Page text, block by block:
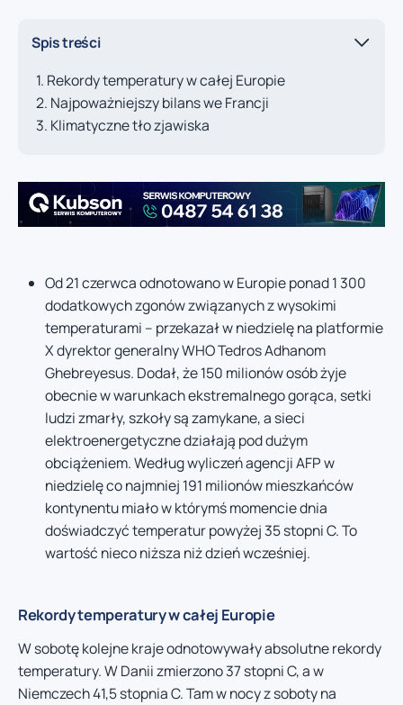
Spis treści
Rekordy temperatury w całej Europie
Najpoważniejszy bilans we Francji
Klimatyczne tło zjawiska
Od 21 czerwca odnotowano w Europie ponad 1 300
dodatkowych zgonów związanych z wysokimi
temperaturami – przekazał w niedzielę na platformie
X dyrektor generalny WHO Tedros Adhanom
Ghebreyesus. Dodał, że 150 milionów osób żyje
obecnie w warunkach ekstremalnego gorąca, setki
ludzi zmarły, szkoły są zamykane, a sieci
elektroenergetyczne działają pod dużym
obciążeniem. Według wyliczeń agencji AFP w
niedzielę co najmniej 191 milionów mieszkańców
kontynentu miało w którymś momencie dnia
doświadczyć temperatur powyżej 35 stopni C. To
wartość nieco niższa niż dzień wcześniej.
Rekordy temperatury w całej Europie
W sobotę kolejne kraje odnotowywały absolutne rekordy
temperatury. W Danii zmierzono 37 stopni C, a w
Niemczech 41,5 stopnia C. Tam w nocy z soboty na